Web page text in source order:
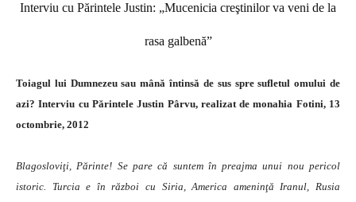
Interviu cu Părintele Justin: „Mucenicia creştinilor va veni de la
rasa galbenă”
Toiagul lui Dumnezeu sau mână întinsă de sus spre sufletul omului de
azi? Interviu cu Părintele Justin Pârvu, realizat de monahia Fotini, 13
octombrie, 2012
Blagosloviţi, Părinte! Se pare că suntem în preajma unui nou pericol
istoric. Turcia e în război cu Siria, America ameninţă Iranul, Rusia